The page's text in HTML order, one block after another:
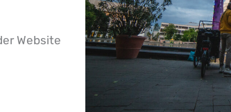
Website